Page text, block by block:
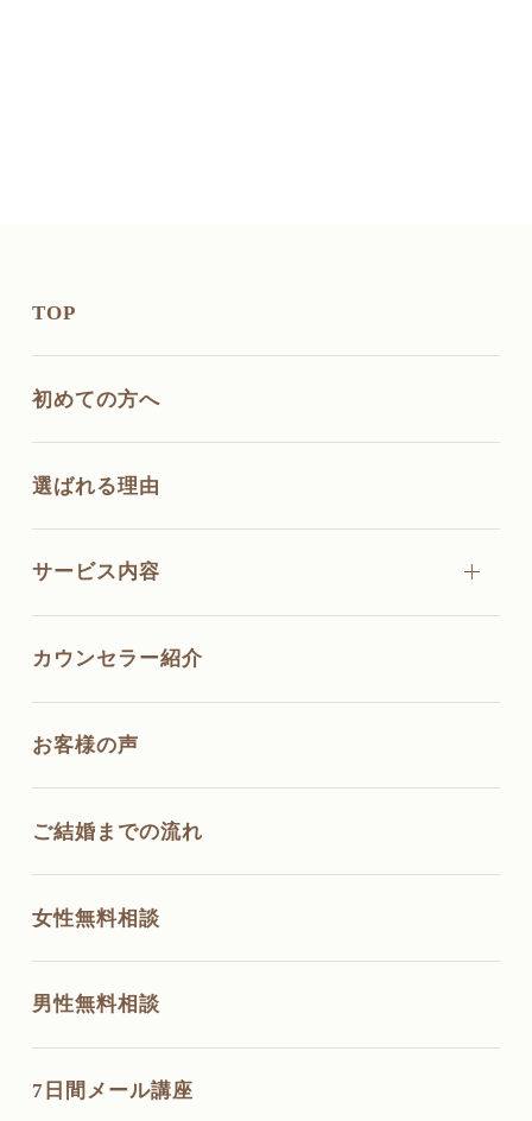
TOP
初めての方へ
選ばれる理由
サービス内容
カウンセラー紹介
お客様の声
ご結婚までの流れ
女性無料相談
男性無料相談
7日間メール講座